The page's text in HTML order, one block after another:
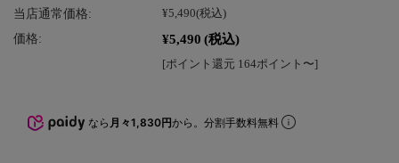
当店通常価格: ¥5,490(税込)
価格: ¥5,490 (税込)
[ポイント還元 164ポイント〜]
なら 月々1,830円から。分割手数料無料